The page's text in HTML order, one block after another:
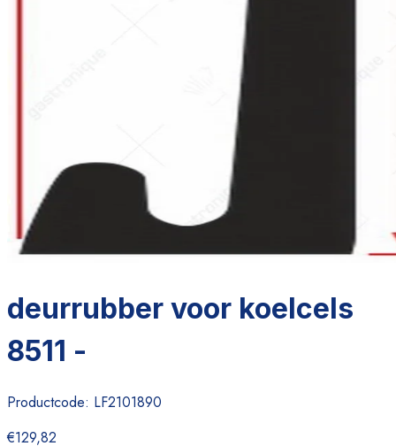
deurrubber voor koelcels
8511 -
Productcode: LF2101890
€129,82